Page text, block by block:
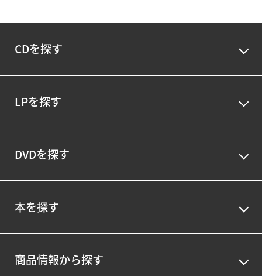
CDを探す
LPを探す
DVDを探す
本を探す
商品情報から探す